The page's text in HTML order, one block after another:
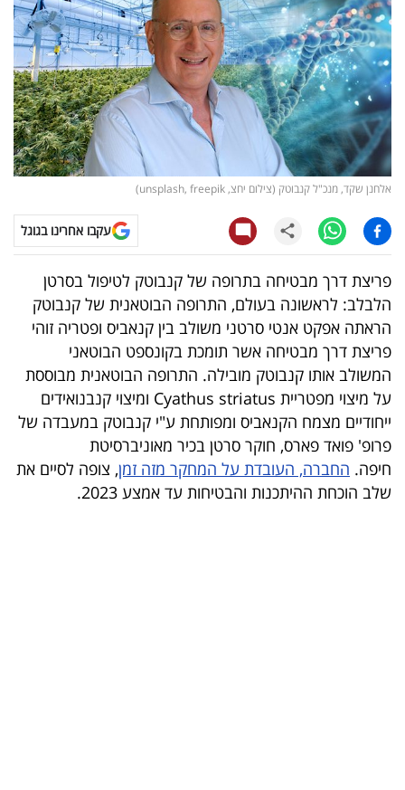
רכילות
עסקית
קריפטו
ויראלי
טלוויזיה
עסקי
ספורט
קריירה
ולימודים
מינויים
רייטינג
רכב
בריאות
אלחנן שקד, מנכ"ל קנבוטק (צילום יחצ, unsplash, freepik)
עקבו אחרינו בגוגל
פריצת דרך מבטיחה בתרופה של קנבוטק לטיפול בסרטן
הלבלב: לראשונה בעולם, התרופה הבוטאנית של קנבוטק
הראתה אפקט אנטי סרטני משולב בין קנאביס ופטריה זוהי
פריצת דרך מבטיחה אשר תומכת בקונספט הבוטאני
המשולב אותו קנבוטק מובילה. התרופה הבוטאנית מבוססת
על מיצוי מפטריית Cyathus striatus ומיצוי קנבנואידים
ייחודיים מצמח הקנאביס ומפותחת ע"י קנבוטק במעבדה של
פרופ' פואד פארס, חוקר סרטן בכיר מאוניברסיטת
חיפה. החברה, העובדת על המחקר מזה זמן, צופה לסיים את
שלב הוכחת ההיתכנות והבטיחות עד אמצע 2023.